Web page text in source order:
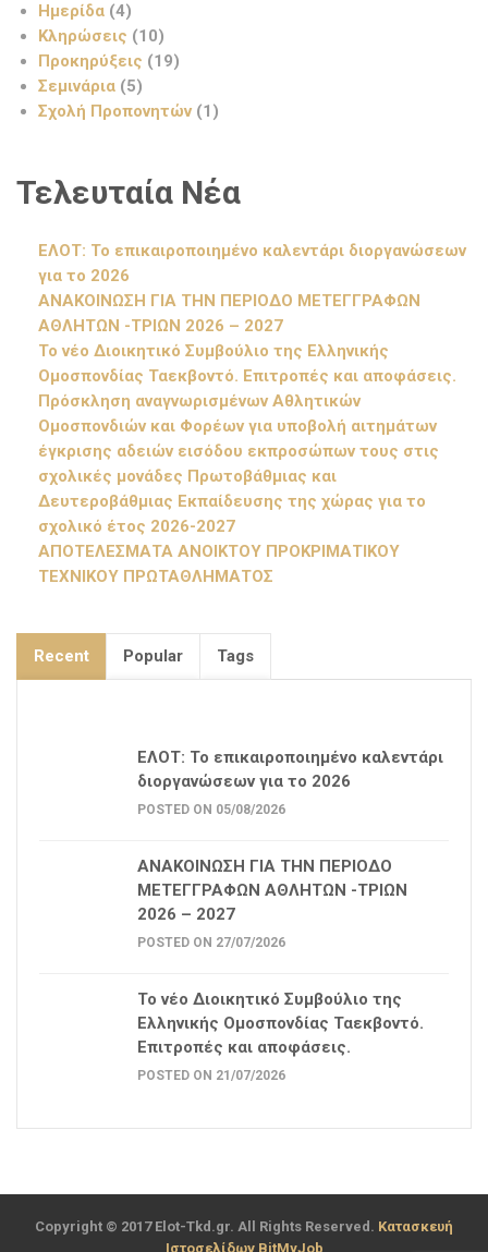
Ημερίδα (4)
Κληρώσεις (10)
Προκηρύξεις (19)
Σεμινάρια (5)
Σχολή Προπονητών (1)
Τελευταία Νέα
ΕΛΟΤ: Το επικαιροποιημένο καλεντάρι διοργανώσεων
για το 2026
ΑΝΑΚΟΙΝΩΣΗ ΓΙΑ ΤΗΝ ΠΕΡΙΟΔΟ ΜΕΤΕΓΓΡΑΦΩΝ
ΑΘΛΗΤΩΝ -ΤΡΙΩΝ 2026 – 2027
Το νέο Διοικητικό Συμβούλιο της Ελληνικής
Ομοσπονδίας Ταεκβοντό. Επιτροπές και αποφάσεις.
Πρόσκληση αναγνωρισμένων Αθλητικών
Ομοσπονδιών και Φορέων για υποβολή αιτημάτων
έγκρισης αδειών εισόδου εκπροσώπων τους στις
σχολικές μονάδες Πρωτοβάθμιας και
Δευτεροβάθμιας Εκπαίδευσης της χώρας για το
σχολικό έτος 2026-2027
ΑΠΟΤΕΛΕΣΜΑΤΑ ΑΝΟΙΚΤΟΥ ΠΡΟΚΡΙΜΑΤΙΚΟΥ
ΤΕΧΝΙΚΟΥ ΠΡΩΤΑΘΛΗΜΑΤΟΣ
Recent Popular Tags
ΕΛΟΤ: Το επικαιροποιημένο καλεντάρι
διοργανώσεων για το 2026
POSTED ON 05/08/2026
ΑΝΑΚΟΙΝΩΣΗ ΓΙΑ ΤΗΝ ΠΕΡΙΟΔΟ
ΜΕΤΕΓΓΡΑΦΩΝ ΑΘΛΗΤΩΝ -ΤΡΙΩΝ
2026 – 2027
POSTED ON 27/07/2026
Το νέο Διοικητικό Συμβούλιο της
Ελληνικής Ομοσπονδίας Ταεκβοντό.
Επιτροπές και αποφάσεις.
POSTED ON 21/07/2026
Copyright © 2017 Elot-Tkd.gr. All Rights Reserved. Κατασκευή
Ιστοσελίδων BitMyJob